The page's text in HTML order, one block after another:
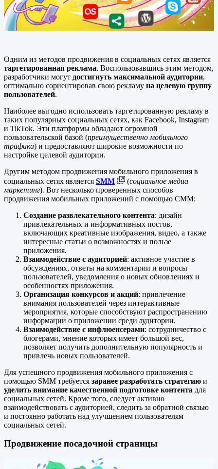
Одним из методов продвижения в социальных сетях является
таргетированная реклама. Воспользовавшись этим методом,
разработчики могут достигнуть максимальной аудитории,
оптимально сориентировав свою рекламу на целевую группу
пользователей.
Наиболее выгодно использовать таргетированную рекламу в
таких популярных социальных сетях, как Facebook, Instagram
и TikTok. Эти платформы обладают огромной
пользовательской базой (преимущественно мобильного
трафика) и предоставляют широкие возможности по
настройке целевой аудитории.
Другим методом продвижения мобильного приложения в
социальных сетях является SMM (социальное медиа
маркетинг). Вот несколько проверенных способов
продвижения мобильных приложений с помощью СММ:
Создание развлекательного контента: дизайн
привлекательных и информативных постов,
включающих креативные изображения, видео, а также
интересные статьи о возможностях и пользе
приложения.
Взаимодействие с аудиторией: активное участие в
обсуждениях, ответы на комментарии и вопросы
пользователей, уведомления о новых обновлениях и
особенностях приложения.
Организация конкурсов и акций: привлечение
внимания пользователей через интерактивные
мероприятия, которые способствуют распространению
информации о приложении среди аудитории.
Взаимодействие с инфлюенсерами: сотрудничество с
блогерами, мнение которых имеет большой вес,
позволяет получить дополнительную популярность и
привлечь новых пользователей.
Для успешного продвижения мобильного приложения с
помощью SMM требуется заранее разработать стратегию и
уделить внимание качественной подготовке контента для
социальных сетей. Кроме того, следует активно
взаимодействовать с аудиторией, следить за обратной связью
и постоянно работать над улучшением пользователям
социальных сетей.
Продвижение посадочной страницы